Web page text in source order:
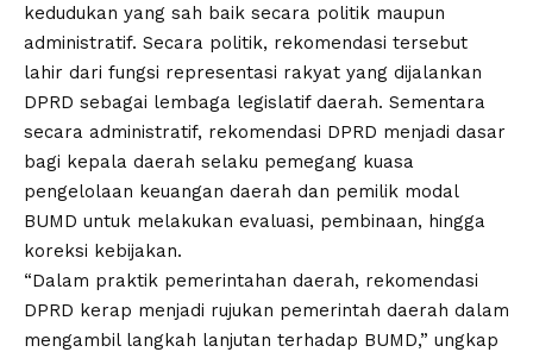
kedudukan yang sah baik secara politik maupun
administratif. Secara politik, rekomendasi tersebut
lahir dari fungsi representasi rakyat yang dijalankan
DPRD sebagai lembaga legislatif daerah. Sementara
secara administratif, rekomendasi DPRD menjadi dasar
bagi kepala daerah selaku pemegang kuasa
pengelolaan keuangan daerah dan pemilik modal
BUMD untuk melakukan evaluasi, pembinaan, hingga
koreksi kebijakan.
“Dalam praktik pemerintahan daerah, rekomendasi
DPRD kerap menjadi rujukan pemerintah daerah dalam
mengambil langkah lanjutan terhadap BUMD,” ungkap